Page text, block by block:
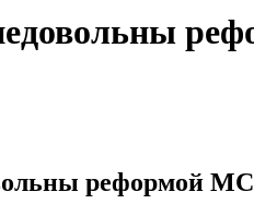
реформой